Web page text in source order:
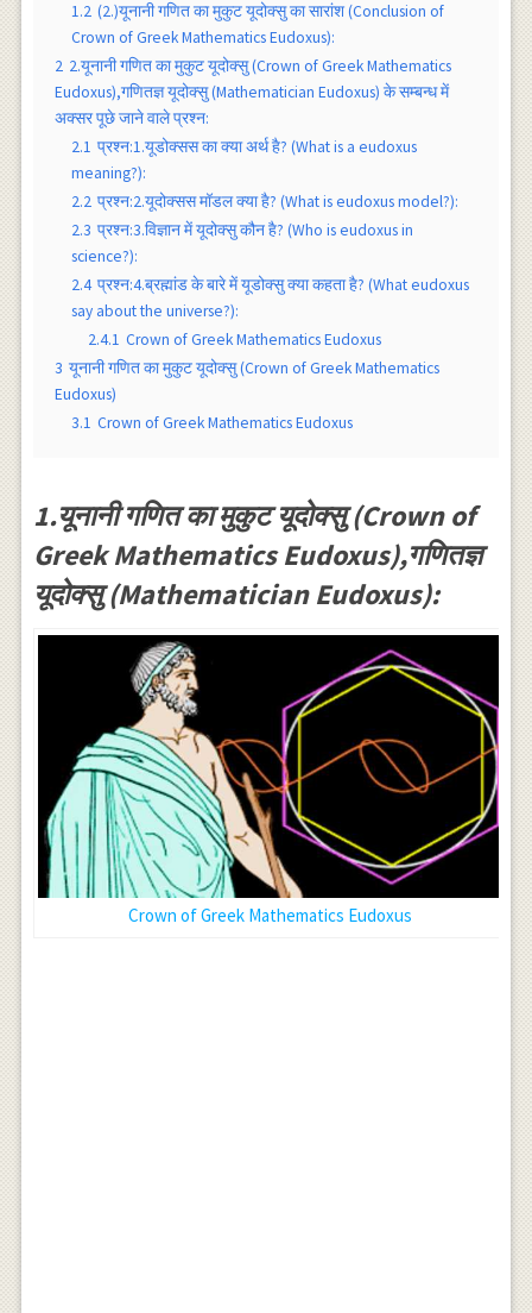
1.2 (2.)यूनानी गणित का मुकुट यूदोक्सु का सारांश (Conclusion of
Crown of Greek Mathematics Eudoxus):
2 2.यूनानी गणित का मुकुट यूदोक्सु (Crown of Greek Mathematics
Eudoxus),गणितज्ञ यूदोक्सु (Mathematician Eudoxus) के सम्बन्ध में
अक्सर पूछे जाने वाले प्रश्न:
2.1 प्रश्न:1.यूडोक्सस का क्या अर्थ है? (What is a eudoxus
meaning?):
2.2 प्रश्न:2.यूदोक्सस मॉडल क्या है? (What is eudoxus model?):
2.3 प्रश्न:3.विज्ञान में यूदोक्सु कौन है? (Who is eudoxus in
science?):
2.4 प्रश्न:4.ब्रह्मांड के बारे में यूडोक्सु क्या कहता है? (What eudoxus
say about the universe?):
2.4.1 Crown of Greek Mathematics Eudoxus
3 यूनानी गणित का मुकुट यूदोक्सु (Crown of Greek Mathematics
Eudoxus)
3.1 Crown of Greek Mathematics Eudoxus
1.यूनानी गणित का मुकुट यूदोक्सु (Crown of
Greek Mathematics Eudoxus),गणितज्ञ
यूदोक्सु (Mathematician Eudoxus):
Crown of Greek Mathematics Eudoxus